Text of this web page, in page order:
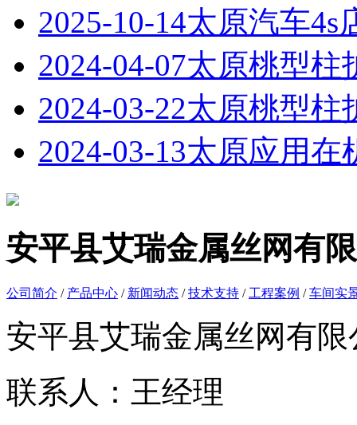
2025-10-14太原汽车4s
2024-04-07太原桃型柱
2024-03-22太原桃型柱
2024-03-13太原应用在
安平县艾瑞金属丝网有
公司简介 / 产品中心 / 新闻动态 /技术支持 / 工程案例 /车间实
安平县艾瑞金属丝网有限
联系人：王经理